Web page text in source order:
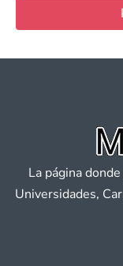
La página
Universidades,